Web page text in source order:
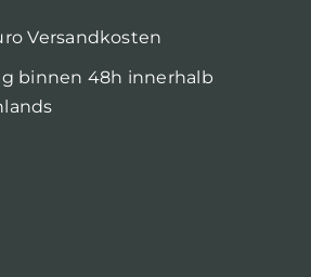
Versandkosten
binnen 48h innerhalb